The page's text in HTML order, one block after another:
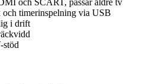
timerinspelning via USB
i drift
stöd